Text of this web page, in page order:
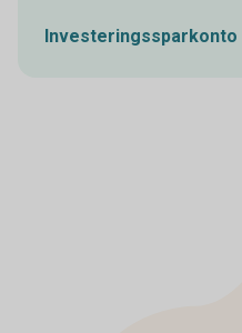
Investeringssparkonto